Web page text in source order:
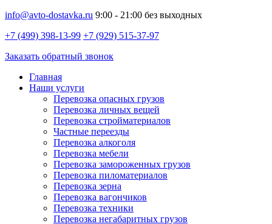
info@avto-dostavka.ru 9:00 - 21:00 без выходных
+7 (499) 398-13-99 +7 (929) 515-37-97
Заказать обратный звонок
Главная
Наши услуги
Перевозка опасных грузов
Перевозка личных вещей
Перевозка стройматериалов
Частные переезды
Перевозка алкоголя
Перевозка мебели
Перевозка замороженных грузов
Перевозка пиломатериалов
Перевозка зерна
Перевозка вагончиков
Перевозка техники
Перевозка негабаритных грузов